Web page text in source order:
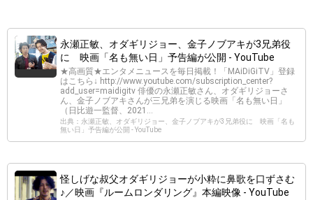
永瀬正敏、オダギリジョー、金子ノブアキが3兄弟役
に 映画「名も無い日」予告編が公開 - YouTube
★高画質★エンタメニュースを毎日掲載！「MAiDiGiTV」登録
はこちら↓ http://www.youtube.com/subscription_center?
add_user=maidigitv 俳優の永瀬正敏さん、オダギリジョーさ
ん、金子ノブアキさんが三兄弟を演じる映画「名も無い日」
（日比遊一監督、2021...
出典：永瀬正敏、オダギリジョー、金子ノブアキが3兄弟役に 映画「名も
無い日」予告編が公開 - YouTube
怪しげな叔父オダギリジョーが小粋に鼻歌を口ずさむ
♪／映画『ルームロンダリング』本編映像 - YouTube